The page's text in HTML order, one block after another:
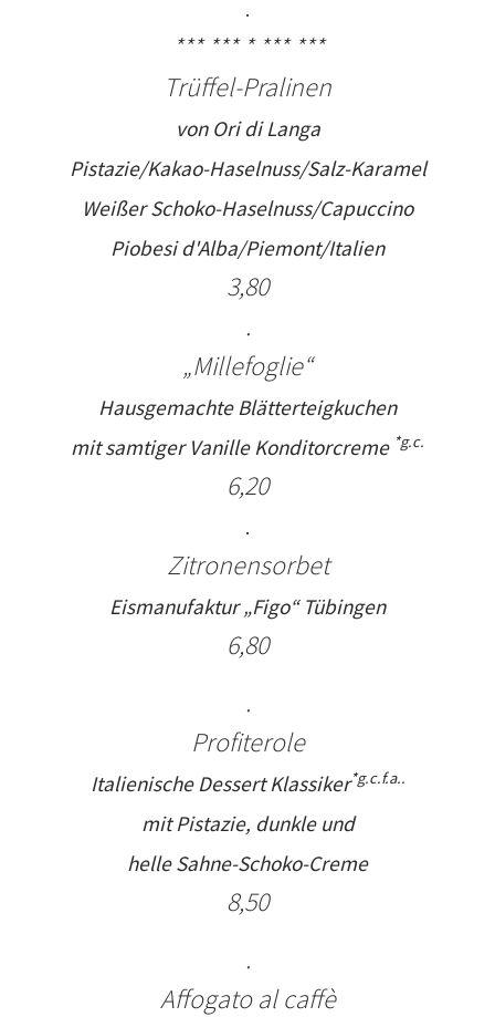
.
*** *** * *** ***
Trüffel-Pralinen
von Ori di Langa
Pistazie/Kakao-Haselnuss/Salz-Karamel
Weißer Schoko-Haselnuss/Capuccino
Piobesi d'Alba/Piemont/Italien
3,80
.
„Millefoglie“
Hausgemachte Blätterteigkuchen
mit samtiger Vanille Konditorcreme *g.c.
6,20
.
Zitronensorbet
Eismanufaktur „Figo“ Tübingen
6,80
.
Profiterole
Italienische Dessert Klassiker*g.c.f.a..
mit Pistazie, dunkle und
helle Sahne-Schoko-Creme
8,50
.
Affogato al caffè